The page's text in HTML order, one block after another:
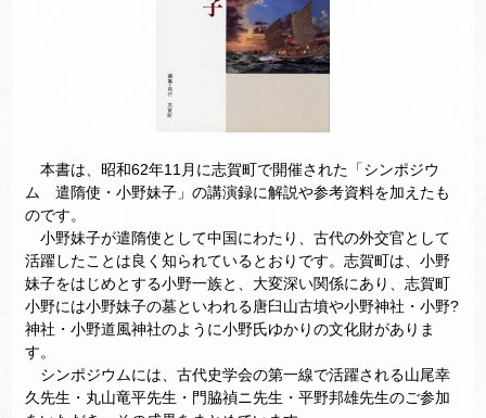
本書は、昭和62年11月に志賀町で開催された「シンポジウ
ム 遣隋使・小野妹子」の講演録に解説や参考資料を加えたも
のです。
小野妹子が遣隋使として中国にわたり、古代の外交官として
活躍したことは良く知られているとおりです。志賀町は、小野
妹子をはじめとする小野一族と、大変深い関係にあり、志賀町
小野には小野妹子の墓といわれる唐臼山古墳や小野神社・小野?
神社・小野道風神社のように小野氏ゆかりの文化財がありま
す。
シンポジウムには、古代史学会の第一線で活躍される山尾幸
久先生・丸山竜平先生・門脇禎ニ先生・平野邦雄先生のご参加